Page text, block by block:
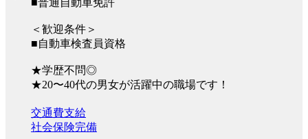
■普通自動車免許
＜歓迎条件＞
■自動車検査員資格
★学歴不問◎
★20〜40代の男女が活躍中の職場です！
交通費支給
社会保険完備